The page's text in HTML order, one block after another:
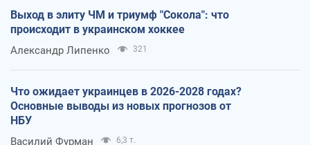
Выход в элиту ЧМ и триумф "Сокола": что
происходит в украинском хоккее
Александр Липенко 321
Что ожидает украинцев в 2026-2028 годах?
Основные выводы из новых прогнозов от
НБУ
Василий Фурман 6,3 т.